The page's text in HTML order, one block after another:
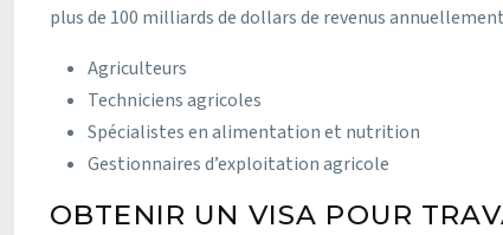
plus de 100 milliards de dollars de revenus
Agriculteurs
Techniciens agricoles
Spécialistes en alimentation et nutrition
Gestionnaires d’exploitation agricole
OBTENIR UN VISA POUR